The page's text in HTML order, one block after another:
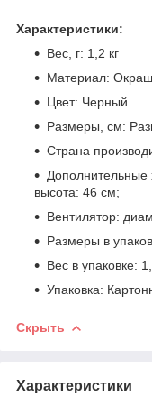
Характеристики:
Вес, г: 1,2 кг
Материал:
Цвет: Черный
Размеры, см:
Страна
Дополнительные
высота: 46 см;
Вентилятор:
Размеры в
Вес в упаковке:
Упаковка:
Скрыть
Характеристики